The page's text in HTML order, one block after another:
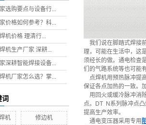
选购要点与设备行...
价格如何参考？科...
机价格 理清行...
机生产厂家 深耕...
深耕智能焊接设备...
机厂家怎么选？掌...
词
机 修边机
我们说在脚踏式焊接
理，可能在生活中，这
须经长的做。通电检查
们的气路系统等也可能
点焊机用预热脉冲提
保证各点加热的一致。
用回火或缓冷脉冲消
点。DT N系列脉冲点
提高生产效率。
通电变压器采用专用